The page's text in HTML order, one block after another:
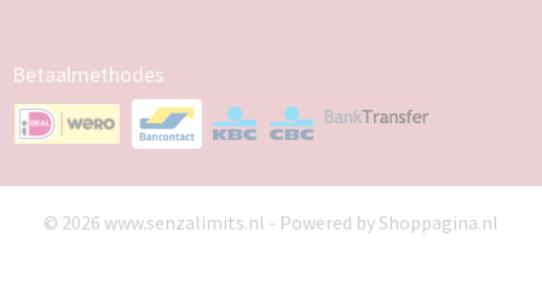
Betaalmethodes
© 2026 www.senzalimits.nl - Powered by Shoppagina.nl